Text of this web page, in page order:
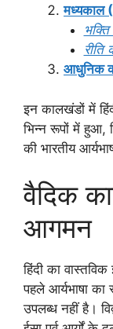
मध्यकाल
आधुनिक
इन कालखंडों में
भिन्न रूपों में हुआ,
की भारतीय
वैदिक
आगमन
हिंदी का
पहले आर्यभाषा
उपलब्ध नहीं है।